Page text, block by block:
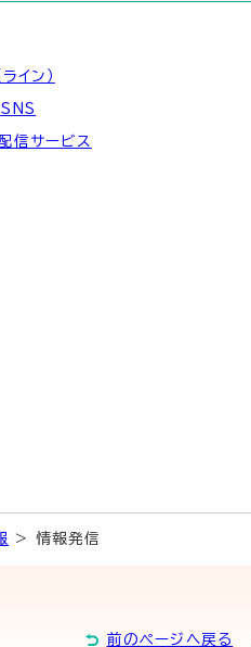
イン）
信サービス
> 情報発信
前のページへ戻る